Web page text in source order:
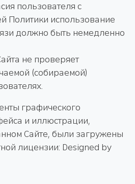
пользователя с
Политики использование
должно быть немедленно
не проверяет
(собираемой)
графического
и иллюстрации,
Сайте, были загружены
лицензии: Designed by